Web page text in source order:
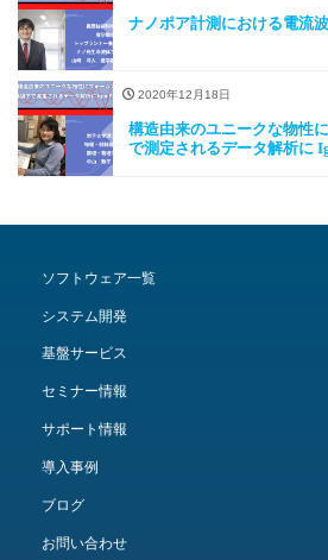
ナノポア計測における電流
2020年12月18日
構造由来のユニークな物性
で測定されるデータ解析に
ソフトウェア一覧
システム開発
基盤サービス
セミナー情報
サポート情報
導入事例
ブログ
お問い合わせ